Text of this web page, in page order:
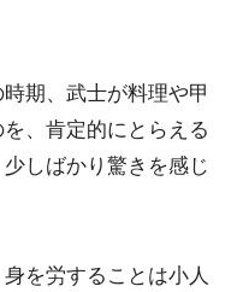
期、武士が料理や甲
、肯定的にとらえる
しばかり驚きを感じ
を労することは小人